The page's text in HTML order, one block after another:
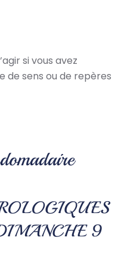
si vous avez
de sens ou de repères
9